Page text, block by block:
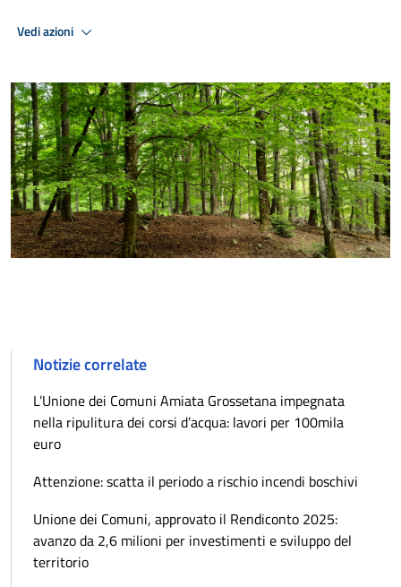
Vedi azioni
Notizie correlate
L’Unione dei Comuni Amiata Grossetana impegnata
nella ripulitura dei corsi d’acqua: lavori per 100mila
euro
Attenzione: scatta il periodo a rischio incendi boschivi
Unione dei Comuni, approvato il Rendiconto 2025:
avanzo da 2,6 milioni per investimenti e sviluppo del
territorio